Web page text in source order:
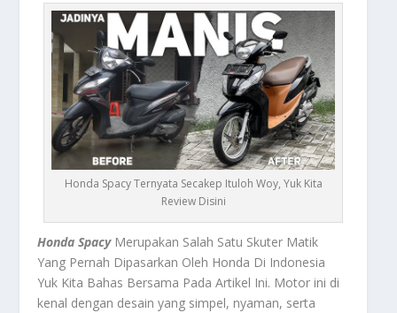
Honda Spacy Ternyata Secakep Ituloh Woy, Yuk Kita
Review Disini
Honda SpacyMerupakan Salah Satu Skuter Matik
Yang Pernah Dipasarkan Oleh Honda Di Indonesia
Yuk Kita Bahas Bersama Pada Artikel Ini. Motor ini di
kenal dengan desain yang simpel, nyaman, serta